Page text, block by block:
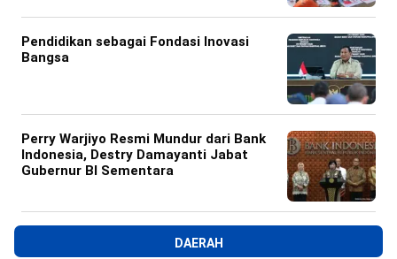
Pendidikan sebagai Fondasi Inovasi
Bangsa
Perry Warjiyo Resmi Mundur dari Bank
Indonesia, Destry Damayanti Jabat
Gubernur BI Sementara
DAERAH